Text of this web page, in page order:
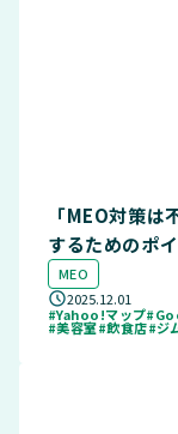
「MEO対策
するためのポ
MEO
2025.12.01
#Yahoo!マップ
#美容室#飲食店#ジ